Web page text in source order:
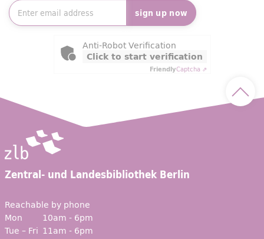
sign up now
Friendly Captcha
Anti-Robot Verification
Click to start verification
FriendlyCaptcha ⇗
Zentral- und Landesbibliothek Berlin
Reachable by phone
Mon
10am - 6pm
Tue – Fri 11am - 6pm